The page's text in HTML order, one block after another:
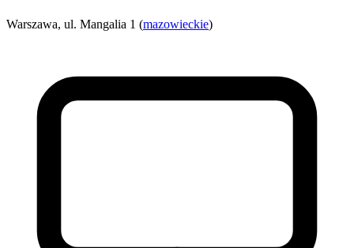
Warszawa, ul. Mangalia 1 (mazowieckie)